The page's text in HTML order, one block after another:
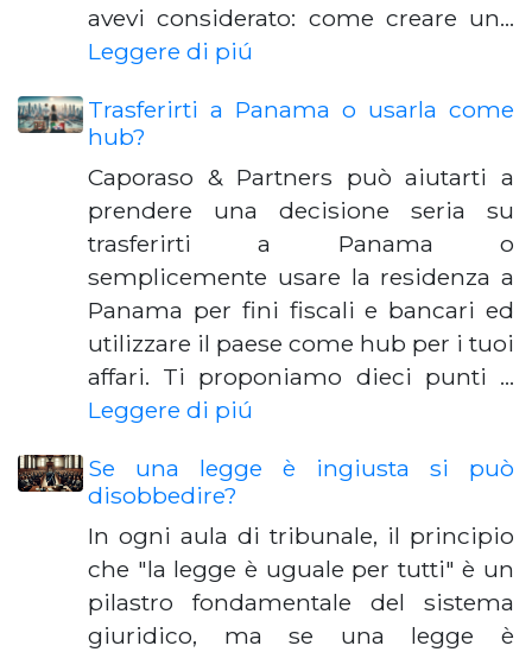
avevi considerato: come creare un…
Leggere di piú
Trasferirti a Panama o usarla come
hub?
Caporaso & Partners può aiutarti a
prendere una decisione seria su
trasferirti a Panama o
semplicemente usare la residenza a
Panama per fini fiscali e bancari ed
utilizzare il paese come hub per i tuoi
affari. Ti proponiamo dieci punti …
Leggere di piú
Se una legge è ingiusta si può
disobbedire?
In ogni aula di tribunale, il principio
che "la legge è uguale per tutti" è un
pilastro fondamentale del sistema
giuridico, ma se una legge è